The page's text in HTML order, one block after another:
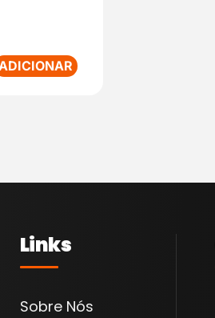
Links
Sobre Nós